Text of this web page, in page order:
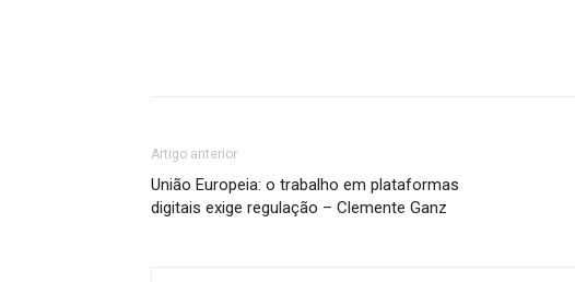
Artigo anterior
União Europeia: o trabalho em plataformas
digitais exige regulação – Clemente Ganz